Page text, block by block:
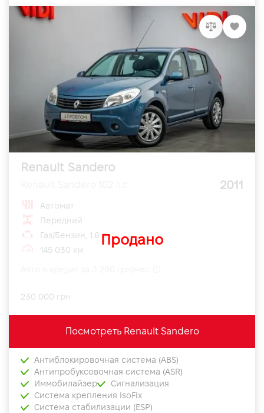
Renault Sandero
2011
Продано
Автомат
Передний
Газ/Бензин, 1.6 л
145 030 км
230 000 грн
Посмотреть Renault Sandero
Антиблокировочная система (ABS)
Антипробуксовочная система (ASR)
Иммобилайзер
Сигнализация
Система крепления IsoFix
Система стабилизации (ESP)